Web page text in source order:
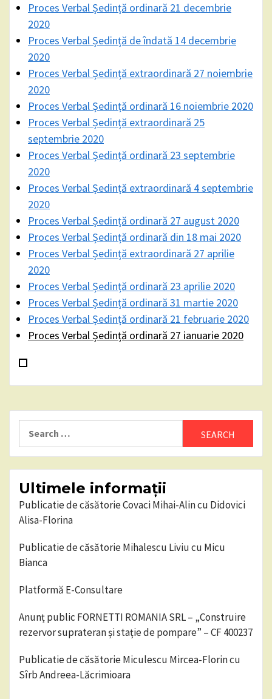
Proces Verbal Ședință ordinară 21 decembrie
2020
Proces Verbal Ședință de îndată 14 decembrie
2020
Proces Verbal Ședință extraordinară 27 noiembrie
2020
Proces Verbal Ședință ordinară 16 noiembrie 2020
Proces Verbal Ședință extraordinară 25
septembrie 2020
Proces Verbal Ședință ordinară 23 septembrie
2020
Proces Verbal Ședință extraordinară 4 septembrie
2020
Proces Verbal Ședință ordinară 27 august 2020
Proces Verbal Ședință ordinară din 18 mai 2020
Proces Verbal Ședință extraordinară 27 aprilie
2020
Proces Verbal Ședință ordinară 23 aprilie 2020
Proces Verbal Ședință ordinară 31 martie 2020
Proces Verbal Ședință ordinară 21 februarie 2020
Proces Verbal Ședință ordinară 27 ianuarie 2020
Ultimele informații
Publicatie de căsătorie Covaci Mihai-Alin cu Didovici
Alisa-Florina
Publicatie de căsătorie Mihalescu Liviu cu Micu
Bianca
Platformă E-Consultare
Anunț public FORNETTI ROMANIA SRL – „Construire
rezervor suprateran și stație de pompare” – CF 400237
Publicatie de căsătorie Miculescu Mircea-Florin cu
Sîrb Andreea-Lăcrimioara